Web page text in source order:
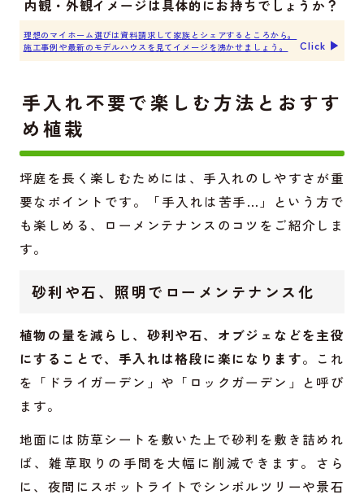
内観・外観イメージは具体的にお持ちでしょうか？
理想のマイホーム選びは資料請求して家族とシェアするところから。
施工事例や最新のモデルハウスを見てイメージを沸かせましょう。
Click ▶︎
手入れ不要で楽しむ方法とおすす
め植栽
坪庭を長く楽しむためには、手入れのしやすさが重
要なポイントです。「手入れは苦手…」という方で
も楽しめる、ローメンテナンスのコツをご紹介しま
す。
砂利や石、照明でローメンテナンス化
植物の量を減らし、砂利や石、オブジェなどを主役
にすることで、手入れは格段に楽になります。これ
を「ドライガーデン」や「ロックガーデン」と呼び
ます。
地面には防草シートを敷いた上で砂利を敷き詰めれ
ば、雑草取りの手間を大幅に削減できます。さら
に、夜間にスポットライトでシンボルツリーや景石